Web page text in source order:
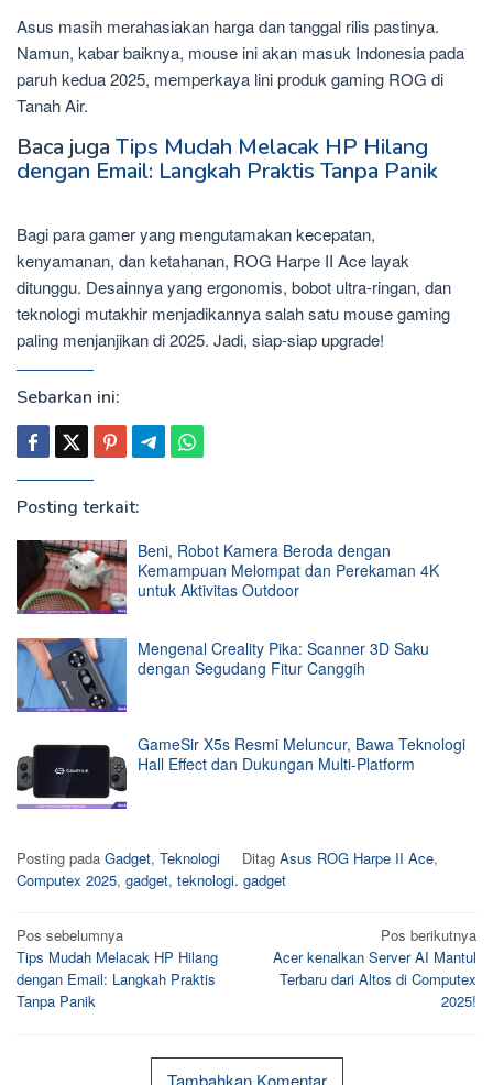
Asus masih merahasiakan harga dan tanggal rilis pastinya.
Namun, kabar baiknya, mouse ini akan masuk Indonesia pada
paruh kedua 2025, memperkaya lini produk gaming ROG di
Tanah Air.
Baca juga Tips Mudah Melacak HP Hilang
dengan Email: Langkah Praktis Tanpa Panik
Bagi para gamer yang mengutamakan kecepatan,
kenyamanan, dan ketahanan, ROG Harpe II Ace layak
ditunggu. Desainnya yang ergonomis, bobot ultra-ringan, dan
teknologi mutakhir menjadikannya salah satu mouse gaming
paling menjanjikan di 2025. Jadi, siap-siap upgrade!
Sebarkan ini:
Posting terkait:
Beni, Robot Kamera Beroda dengan
Kemampuan Melompat dan Perekaman 4K
untuk Aktivitas Outdoor
Mengenal Creality Pika: Scanner 3D Saku
dengan Segudang Fitur Canggih
GameSir X5s Resmi Meluncur, Bawa Teknologi
Hall Effect dan Dukungan Multi-Platform
Posting pada Gadget, Teknologi Ditag Asus ROG Harpe II Ace,
Computex 2025, gadget, teknologi. gadget
Navigasi
pos
Pos sebelumnya
Tips Mudah Melacak HP Hilang
dengan Email: Langkah Praktis
Tanpa Panik
Pos berikutnya
Acer kenalkan Server AI Mantul
Terbaru dari Altos di Computex
2025!
Tambahkan Komentar